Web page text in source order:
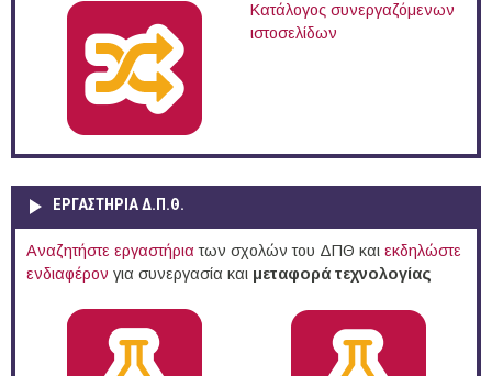
Κατάλογος συνεργαζόμενων
ιστοσελίδων
ΕΡΓΑΣΤΗΡΙΑ Δ.Π.Θ.
Αναζητήστε εργαστήρια των σχολών του ΔΠΘ και εκδηλώστε
ενδιαφέρον για συνεργασία και μεταφορά τεχνολογίας